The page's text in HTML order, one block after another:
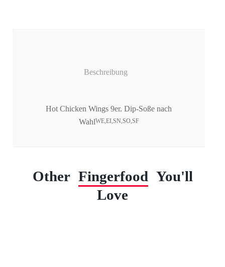
Beschreibung
Hot Chicken Wings 9er. Dip-Soße nach
WahlWE,EI,SN,SO,SF
Other Fingerfood You'll
Love